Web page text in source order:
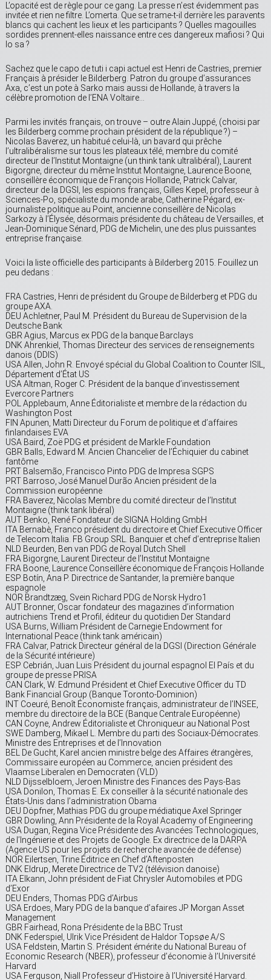
L’opacité est de règle pour ce gang. La presse n’est évidemment pas
invitée et rien ne filtre. L’omerta. Que se trame-t-il derrière les paravents
blancs qui cachent les lieux et les participants ? Quelles magouilles
sordides prennent-elles naissance entre ces dangereux mafiosi ? Qui
lo sa ?
Sachez que le capo de tuti i capi actuel est Henri de Castries, premier
Français à présider le Bilderberg. Patron du groupe d’assurances
Axa, c’est un pote à Sarko mais aussi de Hollande, à travers la
célèbre promotion de l’ENA Voltaire…
Parmi les invités français, on trouve – outre Alain Juppé, (choisi par
les Bilderberg comme prochain président de la république ?) –
Nicolas Baverez, un habitué celui-là, un bavard qui prêche
l’ultralibéralisme sur tous les plateaux télé, membre du comité
directeur de l’Institut Montaigne (un think tank ultralibéral), Laurent
Bigorgne, directeur du même Institut Montaigne, Laurence Boone,
conseillère économique de François Hollande, Patrick Calvar,
directeur de la DGSI, les espions français, Gilles Kepel, professeur à
Sciences-Po, spécialiste du monde arabe, Catherine Pégard, ex-
journaliste politique au Point, ancienne conseillère de Nicolas
Sarkozy à l’Élysée, désormais présidente du château de Versailles, et
Jean-Dominique Sénard, PDG de Michelin, une des plus puissantes
entreprise française.
Voici la liste officielle des participants à Bilderberg 2015. Fouillez un
peu dedans :
FRA Castries, Henri de président du Groupe de Bilderberg et PDG du
groupe AXA.
DEU Achleitner, Paul M. Président du Bureau de Supervision de la
Deutsche Bank
GBR Agius, Marcus ex PDG de la banque Barclays
DNK Ahrenkiel, Thomas Directeur des services de renseignements
danois (DDIS)
USA Allen, John R. Envoyé spécial du Global Coalition to Counter ISIL,
Département d’État US
USA Altman, Roger C. Président de la banque d’investissement
Evercore Partners
POL Applebaum, Anne Éditorialiste et membre de la rédaction du
Washington Post
FIN Apunen, Matti Directeur du Forum de politique et d’affaires
finlandaises EVA
USA Baird, Zoë PDG et président de Markle Foundation
GBR Balls, Edward M. Ancien Chancelier de l’Échiquier du cabinet
fantôme
PRT Balsemão, Francisco Pinto PDG de Impresa SGPS
PRT Barroso, José Manuel Durão Ancien président de la
Commission européenne
FRA Baverez, Nicolas Membre du comité directeur de l’Institut
Montaigne (think tank libéral)
AUT Benko, René Fondateur de SIGNA Holding GmbH
ITA Bernabè, Franco président du directoire et Chief Executive Officer
de Telecom Italia. FB Group SRL. Banquier et chef d’entreprise Italien
NLD Beurden, Ben van PDG de Royal Dutch Shell
FRA Bigorgne, Laurent Directeur de l’Institut Montaigne
FRA Boone, Laurence Conseillère économique de François Hollande
ESP Botín, Ana P. Directrice de Santander, la première banque
espagnole
NOR Brandtzæg, Svein Richard PDG de Norsk Hydro1
AUT Bronner, Oscar fondateur des magazines d’information
autrichiens Trend et Profil, éditeur du quotidien Der Standard
USA Burns, William Président de Carnegie Endowment for
International Peace (think tank américain)
FRA Calvar, Patrick Directeur général de la DGSI (Direction Générale
de la Sécurité intérieure)
ESP Cebrián, Juan Luis Président du journal espagnol El País et du
groupe de presse PRISA
CAN Clark, W. Edmund Président et Chief Executive Officer du TD
Bank Financial Group (Banque Toronto-Dominion)
INT Coeuré, Benoît Économiste français, administrateur de l’INSEE,
membre du directoire de la BCE (Banque Centrale Européenne)
CAN Coyne, Andrew Éditorialiste et Chroniqueur au National Post
SWE Damberg, Mikael L. Membre du parti des Sociaux-Démocrates.
Ministre des Entreprises et de l’Innovation
BEL De Gucht, Karel ancien ministre belge des Affaires étrangères,
Commissaire européen au Commerce, ancien président des
Vlaamse Liberalen en Democraten (VLD)
NLD Dijsselbloem, Jeroen Ministre des Finances des Pays-Bas
USA Donilon, Thomas E. Ex conseiller à la sécurité nationale des
États-Unis dans l’administration Obama
DEU Döpfner, Mathias PDG du groupe médiatique Axel Springer
GBR Dowling, Ann Présidente de la Royal Academy of Engineering
USA Dugan, Regina Vice Présidente des Avancées Technologiques,
de l’Ingénierie et des Projets de Google. Ex directrice de la DARPA
(Agence US pour les projets de recherche avancée de défense)
NOR Eilertsen, Trine Éditrice en Chef d’Aftenposten
DNK Eldrup, Merete Directrice de TV2 (télévision danoise)
ITA Elkann, John président de Fiat Chrysler Automobiles et PDG
d’Exor
DEU Enders, Thomas PDG d’Airbus
USA Erdoes, Mary PDG de la banque d’afaires JP Morgan Asset
Management
GBR Fairhead, Rona Présidente de la BBC Trust
DNK Federspiel, Ulrik Vice Président de Haldor Topsøe A/S
USA Feldstein, Martin S. Président émérite du National Bureau of
Economic Research (NBER), professeur d’économie à l’Université
Harvard
USA Ferguson, Niall Professeur d’Histoire à l’Université Harvard.